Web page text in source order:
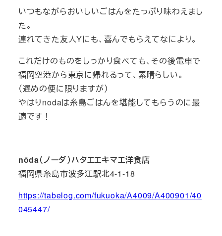
いつもながらおいしいごはんをたっぷり味わえまし
た。
連れてきた友人Yにも、喜んでもらえてなにより。
これだけのものをしっかり食べても、その後電車で
福岡空港から東京に帰れるって、素晴らしい。
（遅めの便に限りますが）
やはりnodaは糸島ごはんを堪能してもらうのに最
適です！
nōda（ノーダ）ハタエエキマエ洋食店
福岡県糸島市波多江駅北4-1-18
https://tabelog.com/fukuoka/A4009/A400901/40
045447/